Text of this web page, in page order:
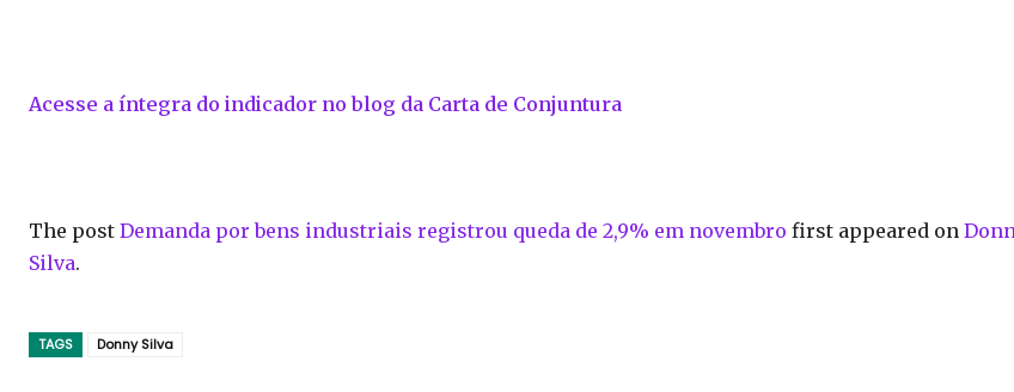
Acesse a íntegra do indicador no blog da Carta de Conjuntura
The post Demanda por bens industriais registrou queda de 2,9% em novembro first appeared on
Silva.
TAGS Donny Silva